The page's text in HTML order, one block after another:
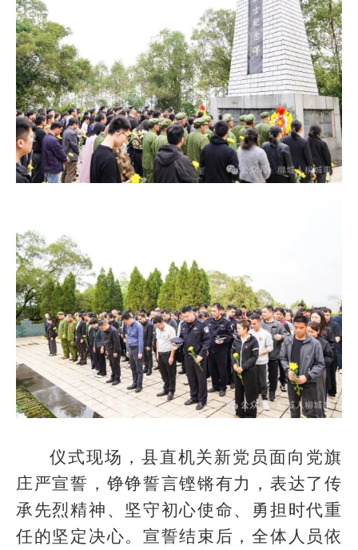
仪式现场，县直机关新党员面向党旗
庄严宣誓，铮铮誓言铿锵有力，表达了传
承先烈精神、坚守初心使命、勇担时代重
任的坚定决心。宣誓结束后，全体人员依